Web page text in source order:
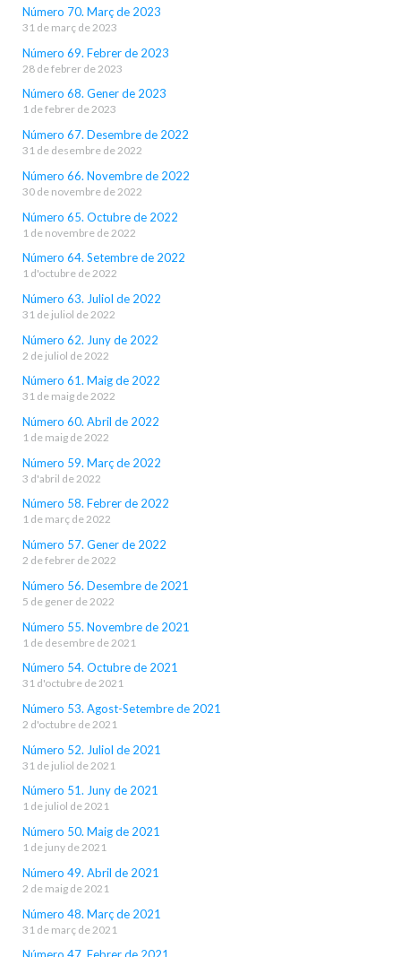
Número 70. Març de 2023
31 de març de 2023
Número 69. Febrer de 2023
28 de febrer de 2023
Número 68. Gener de 2023
1 de febrer de 2023
Número 67. Desembre de 2022
31 de desembre de 2022
Número 66. Novembre de 2022
30 de novembre de 2022
Número 65. Octubre de 2022
1 de novembre de 2022
Número 64. Setembre de 2022
1 d'octubre de 2022
Número 63. Juliol de 2022
31 de juliol de 2022
Número 62. Juny de 2022
2 de juliol de 2022
Número 61. Maig de 2022
31 de maig de 2022
Número 60. Abril de 2022
1 de maig de 2022
Número 59. Març de 2022
3 d'abril de 2022
Número 58. Febrer de 2022
1 de març de 2022
Número 57. Gener de 2022
2 de febrer de 2022
Número 56. Desembre de 2021
5 de gener de 2022
Número 55. Novembre de 2021
1 de desembre de 2021
Número 54. Octubre de 2021
31 d'octubre de 2021
Número 53. Agost-Setembre de 2021
2 d'octubre de 2021
Número 52. Juliol de 2021
31 de juliol de 2021
Número 51. Juny de 2021
1 de juliol de 2021
Número 50. Maig de 2021
1 de juny de 2021
Número 49. Abril de 2021
2 de maig de 2021
Número 48. Març de 2021
31 de març de 2021